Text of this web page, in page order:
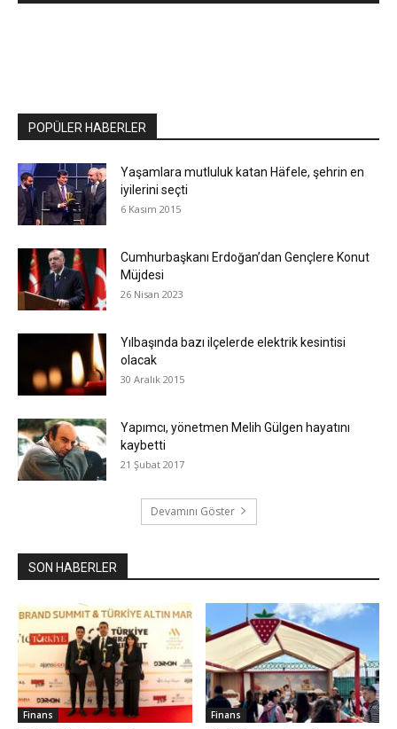
POPÜLER HABERLER
Yaşamlara mutluluk katan Häfele, şehrin en
iyilerini seçti
6 Kasım 2015
Cumhurbaşkanı Erdoğan’dan Gençlere Konut
Müjdesi
26 Nisan 2023
Yılbaşında bazı ilçelerde elektrik kesintisi
olacak
30 Aralık 2015
Yapımcı, yönetmen Melih Gülgen hayatını
kaybetti
21 Şubat 2017
Devamını Göster
SON HABERLER
Finans Finans